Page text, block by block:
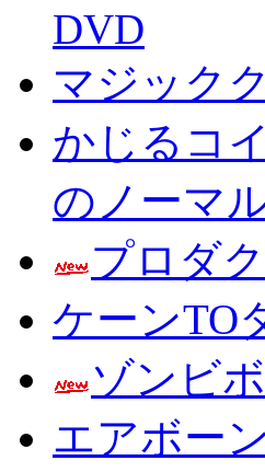
DVD
マジック
かじるコ
のノーマ
プロダ
ケーンTO
ゾンビ
エアボー